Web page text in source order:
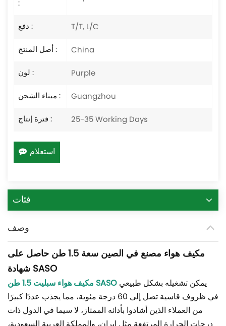
:
دفع :
T/T, L/C
أصل المنتج :
China
لون :
Purple
ميناء الشحن :
Guangzhou
فترة إنتاج :
25-35 Working Days
استعلام
فئات
وصف
مكيف هواء مصنع في الصين سعة 1.5 طن حاصل على
شهادة SASO
مكيف هواء سبليت 1.5 طن SASO
في ظروف قاسية تصل إلى 60 درجة مئوية، مما يجذب عددًا كبيرًا
من العملاء الذين أشادوا بأدائه الممتاز، لا سيما في الدول ذات